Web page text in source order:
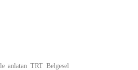
anlatan TRT Belgesel